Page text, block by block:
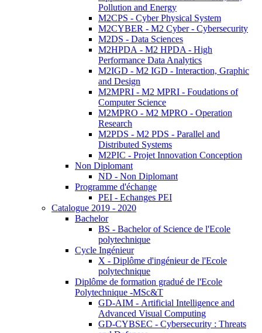
Pollution and Energy
M2CPS - Cyber Physical System
M2CYBER - M2 Cyber - Cybersecurity
M2DS - Data Sciences
M2HPDA - M2 HPDA - High
Performance Data Analytics
M2IGD - M2 IGD - Interaction, Graphic
and Design
M2MPRI - M2 MPRI - Foudations of
Computer Science
M2MPRO - M2 MPRO - Operation
Research
M2PDS - M2 PDS - Parallel and
Distributed Systems
M2PIC - Projet Innovation Conception
Non Diplomant
ND - Non Diplomant
Programme d'échange
PEI - Echanges PEI
Catalogue 2019 - 2020
Bachelor
BS - Bachelor of Science de l'Ecole
polytechnique
Cycle Ingénieur
X - Diplôme d'ingénieur de l'Ecole
polytechnique
Diplôme de formation gradué de l'Ecole
Polytechnique -MSc&T
GD-AIM - Artificial Intelligence and
Advanced Visual Computing
GD-CYBSEC - Cybersecurity : Threats